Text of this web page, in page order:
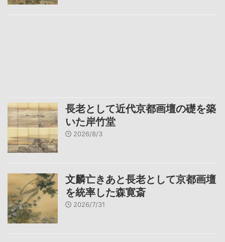
長老として近代京都画壇の礎を築
いた岸竹堂
2026/8/3
文麟亡きあと長老として京都画壇
を統率した森寛斎
2026/7/31